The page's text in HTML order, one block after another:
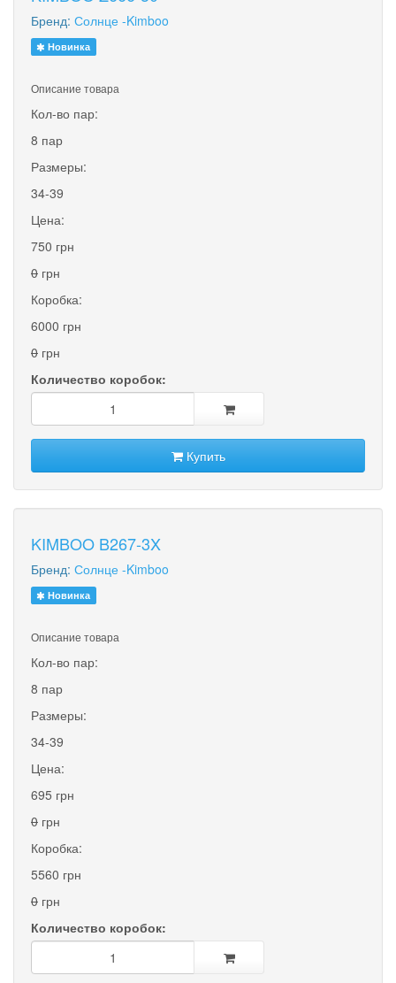
Бренд: Солнце -Kimboo
Новинка
Описание товара
Кол-во пар:
8 пар
Размеры:
34-39
Цена:
750 грн
0 грн
Коробка:
6000 грн
0 грн
Количество коробок:
Купить
KIMBOO B267-3X
Бренд: Солнце -Kimboo
Новинка
Описание товара
Кол-во пар:
8 пар
Размеры:
34-39
Цена:
695 грн
0 грн
Коробка:
5560 грн
0 грн
Количество коробок: